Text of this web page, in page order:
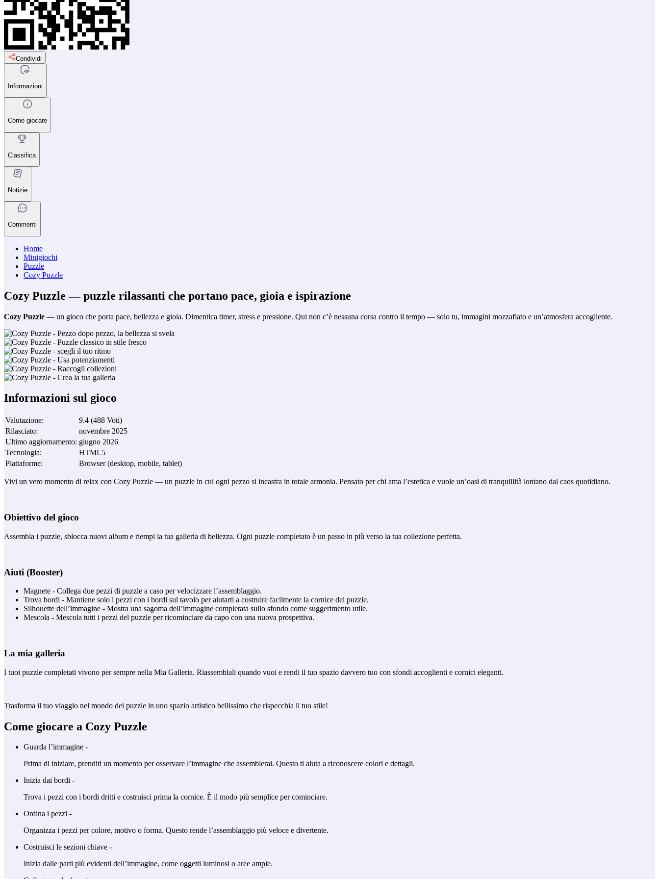
Condividi
Informazioni
Come giocare
Classifica
Notizie
Commenti
Home
Minigiochi
Puzzle
Cozy Puzzle
Cozy Puzzle — puzzle rilassanti che portano pace, gioia e ispirazione
Cozy Puzzle — un gioco che porta pace, bellezza e gioia. Dimentica timer, stress e pressione. Qui non c’è nessuna corsa contro il tempo — solo tu, immagini mozzafiato e un’atmosfera accogliente.
Informazioni sul gioco
Valutazione: 9.4 (488 Voti)
Rilasciato:
novembre 2025
Ultimo aggiornamento: giugno 2026
Tecnologia:
HTML5
Piattaforme: Browser (desktop, mobile, tablet)
Vivi un vero momento di relax con Cozy Puzzle — un puzzle in cui ogni pezzo si incastra in totale armonia. Pensato per chi ama l’estetica e vuole un’oasi di tranquillità lontano dal caos quotidiano.
Obiettivo del gioco
Assembla i puzzle, sblocca nuovi album e riempi la tua galleria di bellezza. Ogni puzzle completato è un passo in più verso la tua collezione perfetta.
Aiuti (Booster)
Magnete - Collega due pezzi di puzzle a caso per velocizzare l’assemblaggio.
Trova bordi - Mantiene solo i pezzi con i bordi sul tavolo per aiutarti a costruire facilmente la cornice del puzzle.
Silhouette dell’immagine - Mostra una sagoma dell’immagine completata sullo sfondo come suggerimento utile.
Mescola - Mescola tutti i pezzi del puzzle per ricominciare da capo con una nuova prospettiva.
La mia galleria
I tuoi puzzle completati vivono per sempre nella Mia Galleria. Riassemblali quando vuoi e rendi il tuo spazio davvero tuo con sfondi accoglienti e cornici eleganti.
Trasforma il tuo viaggio nel mondo dei puzzle in uno spazio artistico bellissimo che rispecchia il tuo stile!
Come giocare a Cozy Puzzle
Guarda l’immagine -
Prima di iniziare, prenditi un momento per osservare l’immagine che assemblerai. Questo ti aiuta a riconoscere colori e dettagli.
Inizia dai bordi -
Trova i pezzi con i bordi dritti e costruisci prima la cornice. È il modo più semplice per cominciare.
Ordina i pezzi -
Organizza i pezzi per colore, motivo o forma. Questo rende l’assemblaggio più veloce e divertente.
Costruisci le sezioni chiave -
Inizia dalle parti più evidenti dell’immagine, come oggetti luminosi o aree ampie.